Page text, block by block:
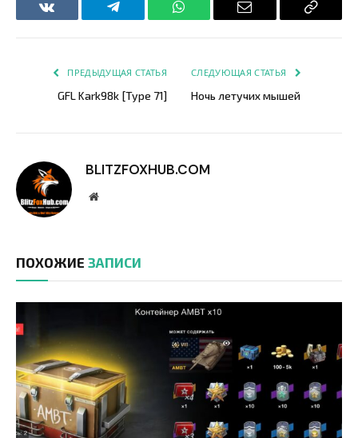
VKontakteTelegram WhatsApp Email
Copy
ПРЕДЫДУЩАЯ СТАТЬЯ
GFL Kark98k [Type 71]
СЛЕДУЮЩАЯ СТАТЬЯ
Ночь летучих мышей
BLITZFOXHUB.COM
Website
ПОХОЖИЕ ЗАПИСИ